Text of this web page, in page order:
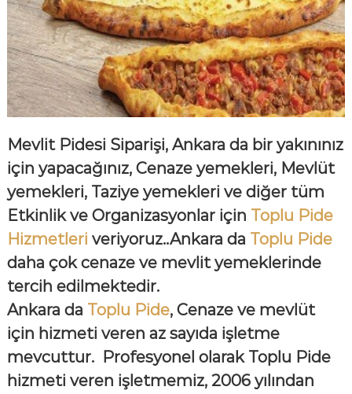
Mevlit Pidesi Siparişi, Ankara da bir yakınınız
için yapacağınız, Cenaze yemekleri, Mevlüt
yemekleri, Taziye yemekleri ve diğer tüm
Etkinlik ve Organizasyonlar için Toplu Pide
Hizmetleri veriyoruz..Ankara da Toplu Pide
daha çok cenaze ve mevlit yemeklerinde
tercih edilmektedir.
Ankara da Toplu Pide, Cenaze ve mevlüt
için hizmeti veren az sayıda işletme
mevcuttur. Profesyonel olarak Toplu Pide
hizmeti veren işletmemiz, 2006 yılından